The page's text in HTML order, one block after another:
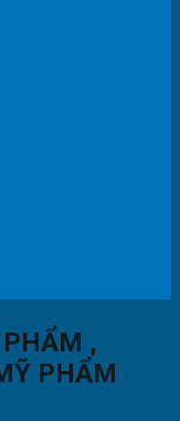
,
PHẨM